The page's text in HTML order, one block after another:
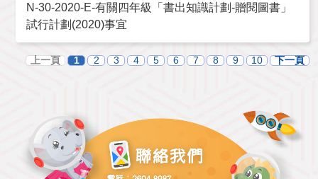
N-30-2020-E-有關四年級「書出知識計劃-贈閱圖書」
試行計劃(2020)事宜
上一頁 1 2 3 4 5 6 7 8 9 10 下一頁